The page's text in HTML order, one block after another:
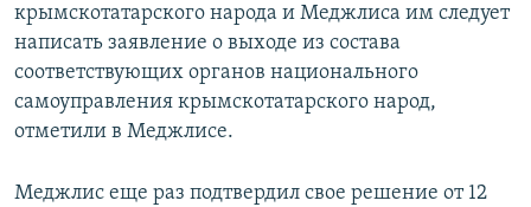
крымскотатарского народа и Меджлиса им следует
написать заявление о выходе из состава
соответствующих органов национального
самоуправления крымскотатарского народ,
отметили в Меджлисе.
Меджлис еще раз подтвердил свое решение от 12